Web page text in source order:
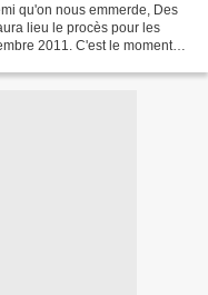
qu'on nous emmerde, Des
lieu le procès pour les
2011. C'est le moment